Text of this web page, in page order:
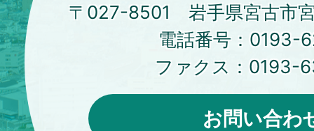
〒027-8501 岩手県宮古市
電話番号： 0193-
ファクス： 0193-
お問い合わ